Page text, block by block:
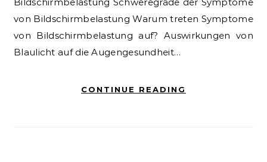
von Bildschirmbelastung Warum treten Symptome
von Bildschirmbelastung auf? Auswirkungen von
Blaulicht auf die Augengesundheit…
CONTINUE READING